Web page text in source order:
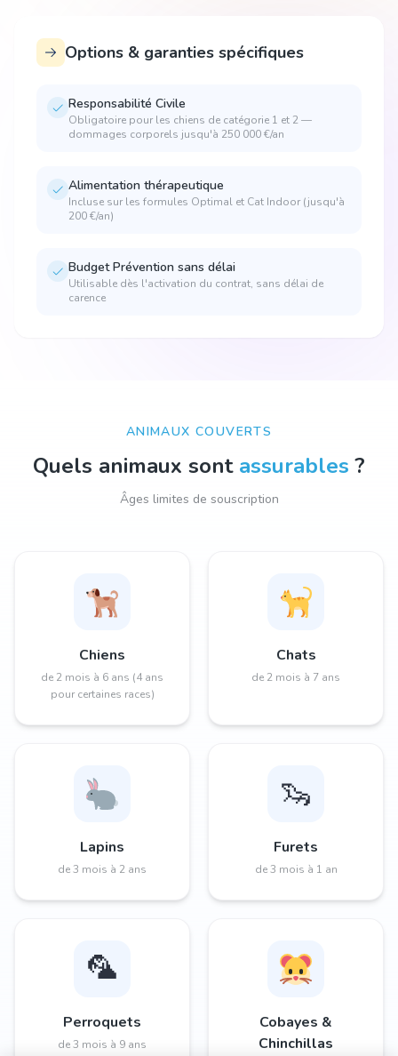
Options & garanties spécifiques
Responsabilité Civile
Obligatoire pour les chiens de catégorie 1 et 2 —
dommages corporels jusqu'à 250 000 €/an
Alimentation thérapeutique
Incluse sur les formules Optimal et Cat Indoor (jusqu'à
200 €/an)
Budget Prévention sans délai
Utilisable dès l'activation du contrat, sans délai de
carence
ANIMAUX COUVERTS
Quels animaux sont assurables ?
Âges limites de souscription
Chiens
de 2 mois à 6 ans (4 ans
pour certaines races)
Chats
de 2 mois à 7 ans
Lapins
de 3 mois à 2 ans
🦦
Furets
de 3 mois à 1 an
🦜
Perroquets
de 3 mois à 9 ans
Cobayes &
Chinchillas